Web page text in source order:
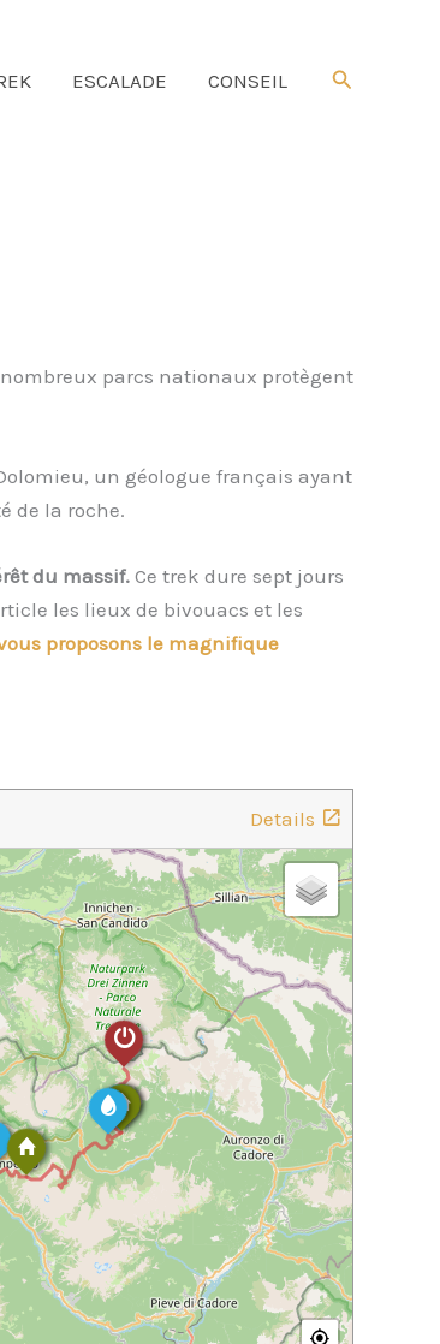
ESCALADE CONSEIL Rechercher
nombreux parcs nationaux protègent
un géologue français ayant
de la roche.
du massif. Ce trek dure sept jours
les lieux de bivouacs et les
proposons le magnifique
Details